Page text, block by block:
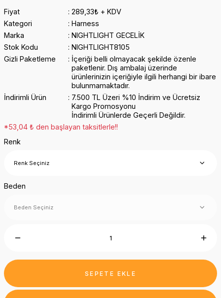
Fiyat
289,33₺ + KDV
Kategori
Harness
Marka
NIGHTLIGHT GECELİK
Stok Kodu
NIGHTLIGHT8105
Gizli Paketleme
İçeriği belli olmayacak şekilde özenle
paketlenir. Dış ambalaj üzerinde
ürünlerinizin içeriğiyle ilgili herhangi bir ibare
bulunmamaktadır.
İndirimli Ürün
7.500 TL Üzeri %10 İndirim ve Ücretsiz
Kargo Promosyonu
İndirimli Ürünlerde Geçerli Değildir.
*53,04 ₺ den başlayan taksitlerle!!
Renk
Beden
SEPETE EKLE